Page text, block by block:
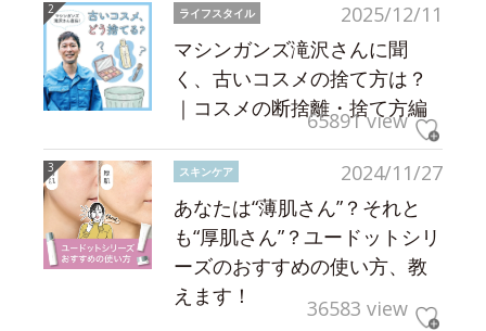
2025/12/11
ライフスタイル
マシンガンズ滝沢さんに聞
く、古いコスメの捨て方は？
｜コスメの断捨離・捨て方編
65891 view
2024/11/27
スキンケア
あなたは“薄肌さん”？それと
も“厚肌さん”？ユードットシリ
ーズのおすすめの使い方、教
えます！
36583 view